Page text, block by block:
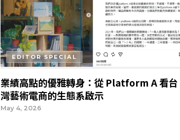
EDITOR SPECIAL
業績高點的優雅轉身：從 Platform A 看台
灣藝術電商的生態系啟示
May 4, 2026